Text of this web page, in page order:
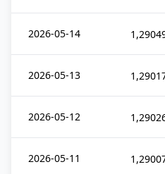
2026-05-14
2026-05-13
2026-05-12
2026-05-11